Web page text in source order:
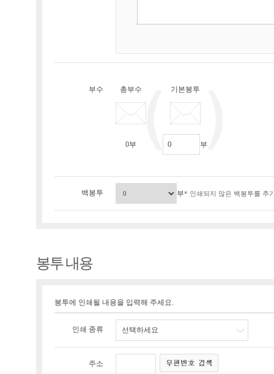
부수 총부수
0부
기본봉투
부
백봉투 부* 인쇄되지 않은 백봉투를 추
봉투 내용
봉투에 인쇄될 내용을 입력해 주세요.
인쇄 종류 선택하세요
주소